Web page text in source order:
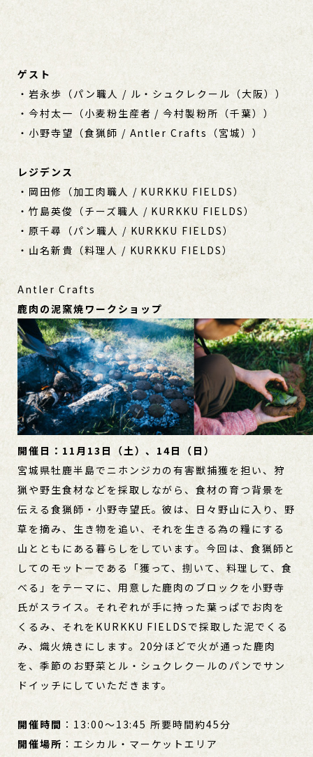
ゲスト
・岩永歩（パン職人 / ル・シュクレクール（大阪））
・今村太一（小麦粉生産者 / 今村製粉所（千葉））
・小野寺望（食猟師 / Antler Crafts（宮城））
レジデンス
・岡田修（加工肉職人 / KURKKU FIELDS）
・竹島英俊（チーズ職人 / KURKKU FIELDS）
・原千尋（パン職人 / KURKKU FIELDS）
・山名新貴（料理人 / KURKKU FIELDS）
Antler Crafts
鹿肉の泥窯焼ワークショップ
開催日：11月13日（土）、14日（日）
宮城県牡鹿半島でニホンジカの有害獣捕獲を担い、狩
猟や野生食材などを採取しながら、食材の育つ背景を
伝える食猟師・小野寺望氏。彼は、日々野山に入り、野
草を摘み、生き物を追い、それを生きる為の糧にする
山とともにある暮らしをしています。今回は、食猟師と
してのモットーである「獲って、捌いて、料理して、食
べる」をテーマに、用意した鹿肉のブロックを小野寺
氏がスライス。それぞれが手に持った葉っぱでお肉を
くるみ、それをKURKKU FIELDSで採取した泥でくる
み、熾火焼きにします。20分ほどで火が通った鹿肉
を、季節のお野菜とル・シュクレクールのパンでサン
ドイッチにしていただきます。
開催時間 ：13:00～13:45 所要時間約45分
開催場所 ：エシカル・マーケットエリア